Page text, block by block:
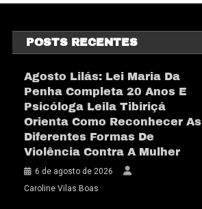
POSTS RECENTES
Agosto Lilás: Lei Maria Da
Penha Completa 20 Anos E
Psicóloga Leila Tibiriçá
Orienta Como Reconhecer As
Diferentes Formas De
Violência Contra A Mulher
6 de agosto de 2026
Caroline Vilas Boas